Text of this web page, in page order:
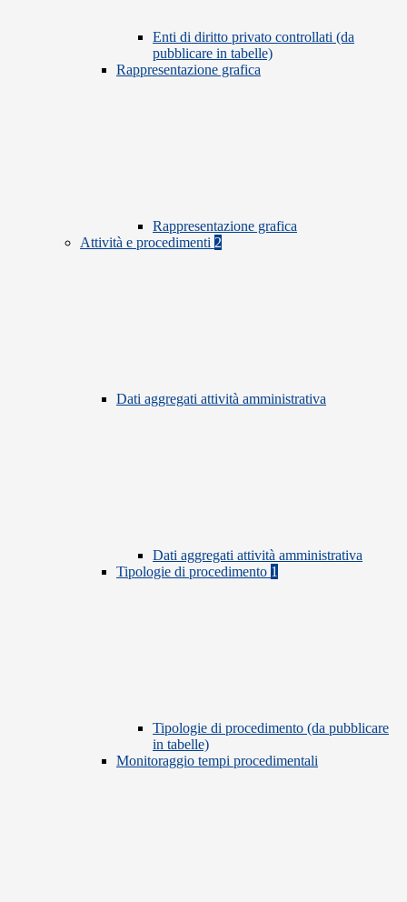
Enti di diritto privato controllati (da
pubblicare in tabelle)
Rappresentazione grafica
Rappresentazione grafica
Attività e procedimenti 2
Dati aggregati attività amministrativa
Dati aggregati attività amministrativa
Tipologie di procedimento 1
Tipologie di procedimento (da pubblicare
in tabelle)
Monitoraggio tempi procedimentali